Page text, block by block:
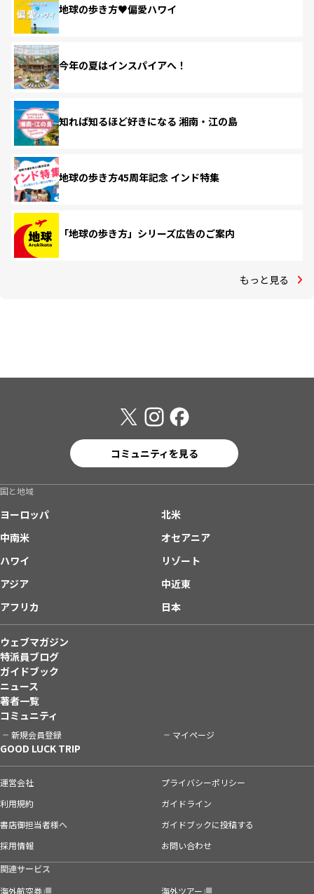
地球の歩き方♥偏愛ハワイ
今年の夏はインスパイアへ！
知れば知るほど好きになる 湘南・江の島
地球の歩き方45周年記念 インド特集
「地球の歩き方」シリーズ広告のご案内
もっと見る
コミュニティを見る
国と地域
ヨーロッパ
北米
中南米
オセアニア
ハワイ
リゾート
アジア
中近東
アフリカ
日本
ウェブマガジン
特派員ブログ
ガイドブック
ニュース
著者一覧
コミュニティ
新規会員登録 マイページ
GOOD LUCK TRIP
運営会社
プライバシーポリシー
利用規約
ガイドライン
書店御担当者様へ
ガイドブックに投稿する
採用情報
お問い合わせ
関連サービス
海外航空券
海外ツアー